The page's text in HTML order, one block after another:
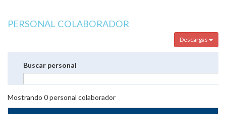
PERSONAL COLABORADOR
Descargas
Buscar personal
Mostrando 0personal colaborador